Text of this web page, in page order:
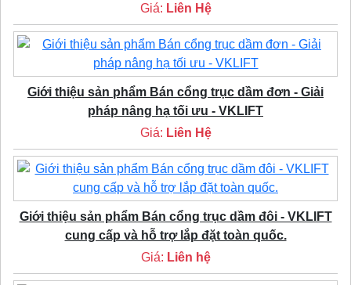
Giá: Liên Hệ
Giới thiệu sản phẩm Bán cổng trục dầm đơn - Giải
pháp nâng hạ tối ưu - VKLIFT
Giá: Liên Hệ
Giới thiệu sản phẩm Bán cổng trục dầm đôi - VKLIFT
cung cấp và hỗ trợ lắp đặt toàn quốc.
Giá: Liên hệ